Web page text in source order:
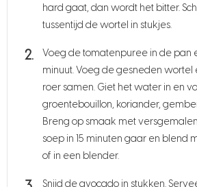
hard gaat, dan wordt het bitter.
tussentijd de wortel in stukjes.
Voeg de tomatenpuree in de pan
minuut. Voeg de gesneden wortel
roer samen. Giet het water in en
groentebouillon, koriander,
Breng op smaak met
soep in 15 minuten gaar en blend
of in een blender.
Snijd de avocado in stukken.